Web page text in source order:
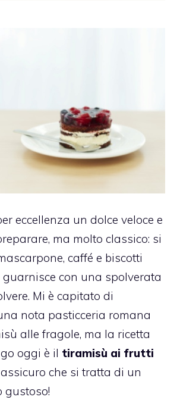
eccellenza un dolce veloce e
ma molto classico: si
caffé e biscotti
con una spolverata
Mi è capitato di
nota pasticceria romana
alle fragole, ma la ricetta
oggi è il tiramisù ai frutti
assicuro che si tratta di un
gustoso!